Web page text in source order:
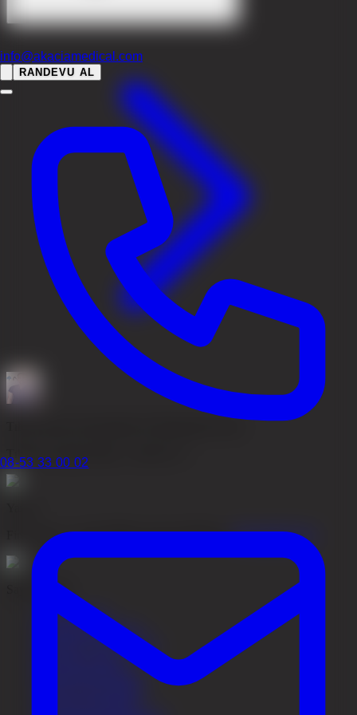
info@akaciamedical.com
RANDEVU AL
08-53 33 00 02
Firo Esmer·Genel Müdür, Akacia Medical·Biyografiyi oku
Sayfa içeriği
Om finasterid
Verkningsmekanism
Dosering 1 mg vs 5 mg
Kliniska resultat